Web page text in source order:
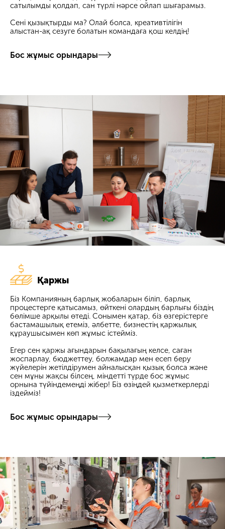
сатылымды қолдап, сан түрлі нәрсе ойлап шығарамыз.
Сені қызықтырды ма? Олай болса, креативтілігін
алыстан-ақ сезуге болатын командаға қош келдің!
Бос жұмыс орындары
Қаржы
Біз Компанияның барлық жобаларын біліп, барлық
процестерге қатысамыз, өйткені олардың барлығы біздің
бөлімше арқылы өтеді. Сонымен қатар, біз өзгерістерге
бастамашылық етеміз, әлбетте, бизнестің қаржылық
құраушысымен көп жұмыс істейміз.
Егер сен қаржы ағындарын бақылағың келсе, саған
жоспарлау, бюджеттеу, болжамдар мен есеп беру
жүйелерін жетілдірумен айналысқан қызық болса және
сен мұны жақсы білсең, міндетті түрде бос жұмыс
орнына түйіндемеңді жібер! Біз өзіңдей қызметкерлерді
іздейміз!
Бос жұмыс орындары